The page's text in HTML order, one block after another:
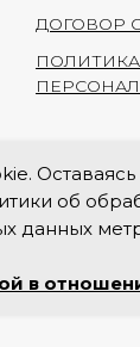
ДОГОВОР
Facebook и
об
данных
в